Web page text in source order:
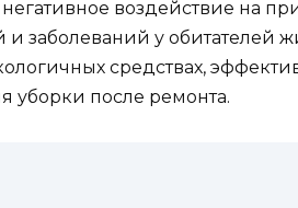
воздействие на
заболеваний у обитателей
средствах,
уборки после ремонта.